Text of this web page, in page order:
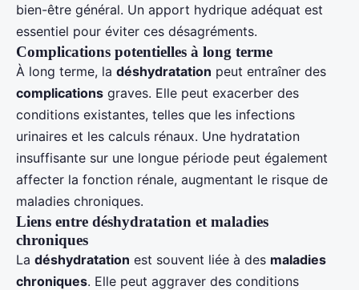
bien-être général. Un apport hydrique adéquat est
essentiel pour éviter ces désagréments.
Complications potentielles à long terme
À long terme, la déshydratation peut entraîner des
complications graves. Elle peut exacerber des
conditions existantes, telles que les infections
urinaires et les calculs rénaux. Une hydratation
insuffisante sur une longue période peut également
affecter la fonction rénale, augmentant le risque de
maladies chroniques.
Liens entre déshydratation et maladies
chroniques
La déshydratation est souvent liée à des maladies
chroniques. Elle peut aggraver des conditions